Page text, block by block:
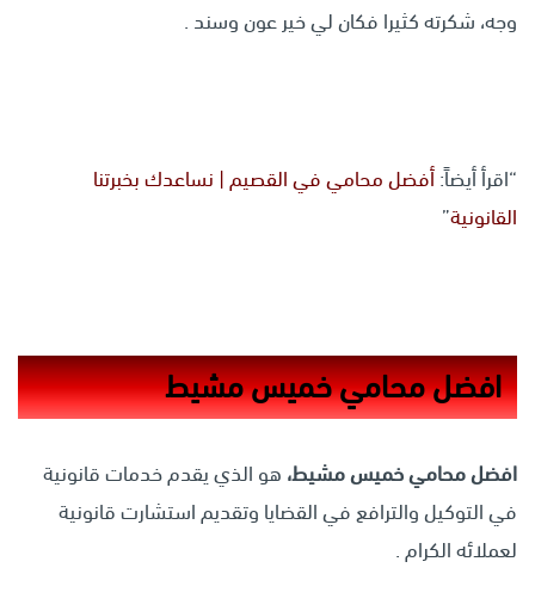
وجه، شكرته كثيرا فكان لي خير عون وسند .
“اقرأ أيضاً:أفضل محامي في القصيم | نساعدك بخبرتنا
القانونية”
افضل محامي خميس مشيط
افضل محامي خميس مشيط، هو الذي يقدم خدمات قانونية
في التوكيل والترافع في القضايا وتقديم استشارت قانونية
لعملائه الكرام .